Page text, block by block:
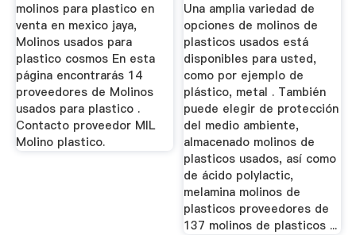
molinos para plastico en
venta en mexico jaya,
Molinos usados para
plastico cosmos En esta
página encontrarás 14
proveedores de Molinos
usados para plastico .
Contacto proveedor MIL
Molino plastico.
Una amplia variedad de
opciones de molinos de
plasticos usados está
disponibles para usted,
como por ejemplo de
plástico, metal . También
puede elegir de protección
del medio ambiente,
almacenado molinos de
plasticos usados, así como
de ácido polylactic,
melamina molinos de
plasticos proveedores de
137 molinos de plasticos ...